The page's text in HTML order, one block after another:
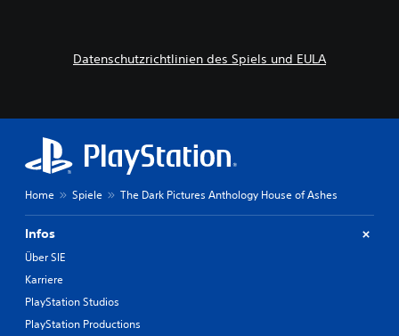
Datenschutzrichtlinien des Spiels und EULA
Home Spiele The Dark Pictures Anthology House of Ashes
Infos
Über SIE
Karriere
PlayStation Studios
PlayStation Productions